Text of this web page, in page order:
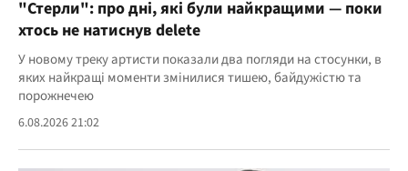
"Стерли": про дні, які були найкращими — поки
хтось не натиснув delete
У новому треку артисти показали два погляди на стосунки, в
яких найкращі моменти змінилися тишею, байдужістю та
порожнечею
6.08.2026 21:02